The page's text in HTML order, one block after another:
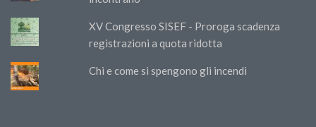
XV Congresso SISEF - Proroga scadenza
registrazioni a quota ridotta
Chi e come si spengono gli incendi